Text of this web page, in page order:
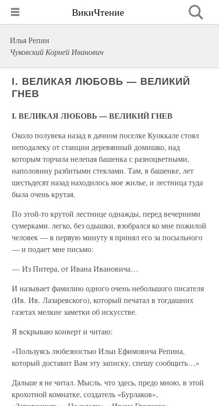
ВикиЧтение
Илья Репин
Чуковский Корней Иванович
I. ВЕЛИКАЯ ЛЮБОВЬ — ВЕЛИКИЙ
ГНЕВ
I. ВЕЛИКАЯ ЛЮБОВЬ — ВЕЛИКИЙ ГНЕВ
Около полувека назад в дачном поселке Куоккале стоял
неподалеку от станции деревянный домишко, над
которым торчала нелепая башенка с разноцветными,
наполовину разбитыми стеклами. Там, в башенке, лет
шестьдесят назад находилось мое жилье, и лестница туда
была очень крутая.
По этой-то крутой лестнице однажды, перед вечерними
сумерками. легко, без одышки, взобрался ко мне пожилой
человек — в первую минуту я принял его за посыльного
— и подает мне письмо:
— Из Питера, от Ивана Ивановича…
И называет фамилию одного очень небольшого писателя
(Ив. Ив. Лазаревского), который печатал в тогдашних
газетах мелкие заметки об искусстве.
Я вскрываю конверт и читаю:
«Пользуясь любезностью Ильи Ефимовича Репина,
который доставит Вам эту записку, спешу сообщить…»
Дальше я не читал. Мысль, что здесь, предо мною, в этой
крохотной комнатке, создатель «Бурлаков»,